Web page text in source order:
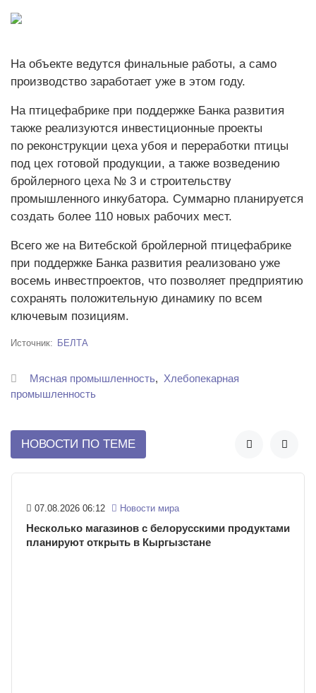
На объекте ведутся финальные работы, а само
производство заработает уже в этом году.
На птицефабрике при поддержке Банка развития
также реализуются инвестиционные проекты
по реконструкции цеха убоя и переработки птицы
под цех готовой продукции, а также возведению
бройлерного цеха № 3 и строительству
промышленного инкубатора. Суммарно планируется
создать более 110 новых рабочих мест.
Всего же на Витебской бройлерной птицефабрике
при поддержке Банка развития реализовано уже
восемь инвестпроектов, что позволяет предприятию
сохранять положительную динамику по всем
ключевым позициям.
Источник БЕЛТА
Мясная промышленность
Хлебопекарная
промышленность
НОВОСТИ ПО ТЕМЕ  
07.08.2026 06:12 Новости мира
Несколько магазинов с белорусскими продуктами
планируют открыть в Кыргызстане